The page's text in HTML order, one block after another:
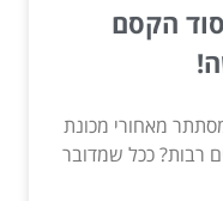
הקסם
מאחורי מכונת
רבות? ככל שמדובר